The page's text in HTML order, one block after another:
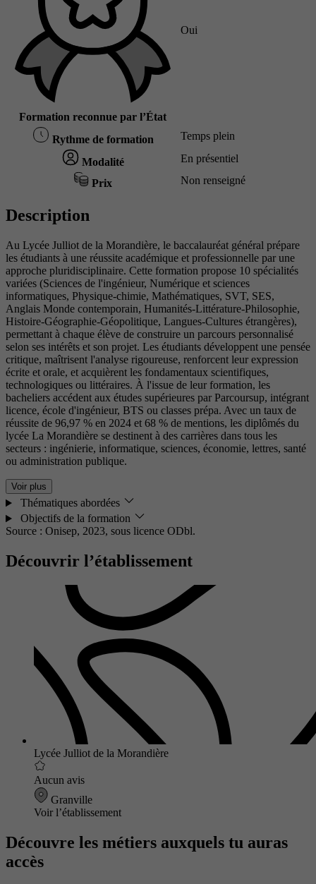
Formation reconnue par l’État
Oui
Rythme de formation Temps plein
Modalité En présentiel
Prix Non renseigné
Description
Au Lycée Julliot de la Morandière, le baccalauréat général prépare
les étudiants à une réussite académique et professionnelle par une
approche pluridisciplinaire. Cette formation propose 10 spécialités
variées (Sciences de l'ingénieur, Numérique et sciences
informatiques, Physique-chimie, Mathématiques, SVT, SES,
Anglais Monde contemporain, Humanités-Littérature-Philosophie,
Histoire-Géographie-Géopolitique, Langues-Cultures étrangères),
permettant à chaque élève de construire un parcours personnalisé
selon ses intérêts et son projet. Les étudiants développent une pensée
critique, maîtrisent l'analyse rigoureuse, renforcent leur expression
écrite et orale, et acquièrent les fondamentaux scientifiques,
technologiques ou littéraires. À l'issue de leur formation, les
bacheliers accédent aux études supérieures par Parcoursup, intégrant
licence, école d'ingénieur, BTS ou classes prépa. Avec un taux de
réussite de 96,97 % en 2024 et 68 % de mentions, les diplômés du
lycée La Morandière se destinent à des carrières dans tous les
secteurs : ingénierie, informatique, sciences, économie, lettres, santé
ou administration publique.
Voir plus
Thématiques abordées
Objectifs de la formation
Source : Onisep, 2023, sous licence ODbl.
Découvrir l’établissement
Lycée Julliot de la Morandière
Aucun avis
Granville
Voir l’établissement
Découvre les métiers auxquels tu auras
accès